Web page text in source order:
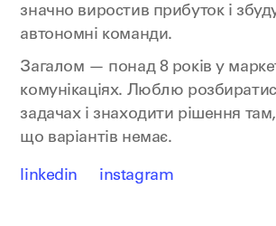
значно виростив прибуток і
автономні команди.
Загалом — понад 8 років у
комунікаціях. Люблю
задачах і знаходити рішення
що варіантів немає.
linkedin instagram